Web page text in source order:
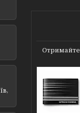
Отримайте